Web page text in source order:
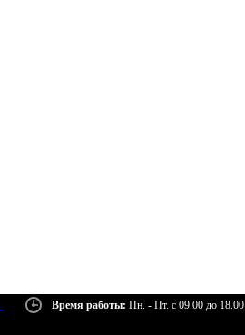
Время работы: Пн. - Пт. с 09.00 до 18.00